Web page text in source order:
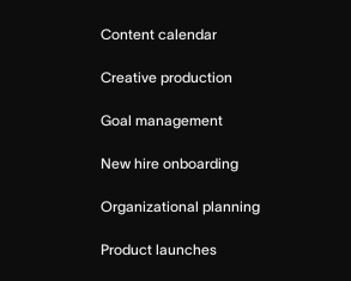
Content calendar
Creative production
Goal management
New hire onboarding
Organizational planning
Product launches